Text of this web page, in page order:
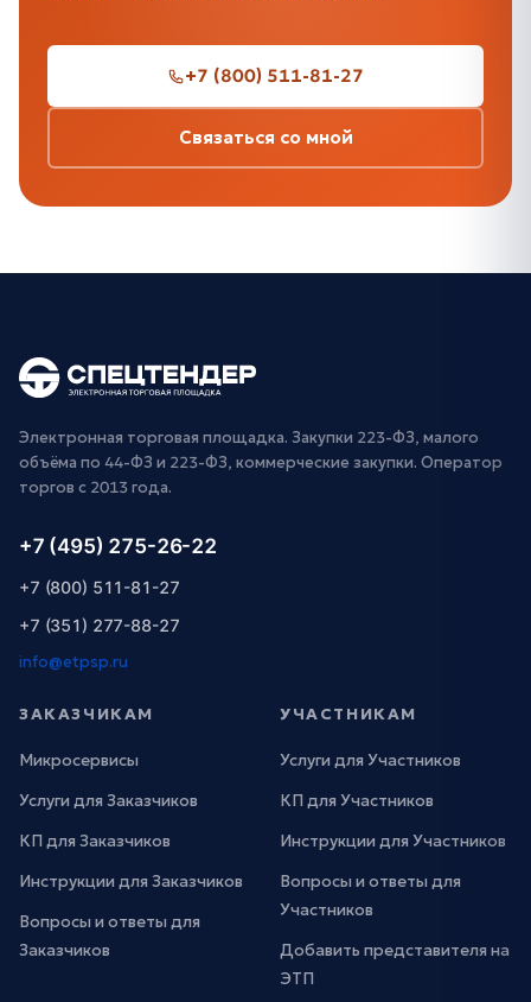
+7 (800) 511-81-27
Связаться со мной
Электронная торговая площадка. Закупки 223-ФЗ, малого
объёма по 44-ФЗ и 223-ФЗ, коммерческие закупки. Оператор
торгов с 2013 года.
+7 (495) 275-26-22
+7 (800) 511-81-27
+7 (351) 277-88-27
info@etpsp.ru
ЗАКАЗЧИКАМ
Микросервисы
Услуги для Заказчиков
КП для Заказчиков
Инструкции для Заказчиков
Вопросы и ответы для
Заказчиков
УЧАСТНИКАМ
Услуги для Участников
КП для Участников
Инструкции для Участников
Вопросы и ответы для
Участников
Добавить представителя на
ЭТП